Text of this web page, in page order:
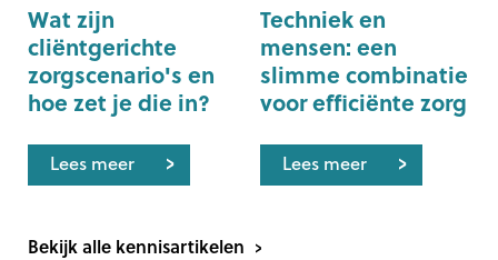
Wat zijn
cliëntgerichte
zorgscenario's en
hoe zet je die in?
Lees meer
Techniek en
mensen: een
slimme combinatie
voor efficiënte zorg
Lees meer
Bekijk alle kennisartikelen